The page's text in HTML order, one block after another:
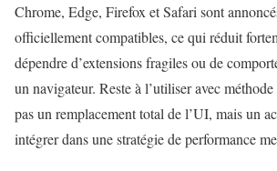
Chrome, Edge, Firefox et Safari sont
officiellement compatibles, ce qui réduit
dépendre d’extensions fragiles ou de
un navigateur. Reste à l’utiliser avec méthode
pas un remplacement total de l’UI, mais un
intégrer dans une stratégie de performance